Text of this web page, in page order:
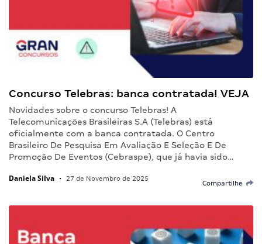
Concurso Telebras: banca contratada! VEJA
Novidades sobre o concurso Telebras! A
Telecomunicações Brasileiras S.A (Telebras) está
oficialmente com a banca contratada. O Centro
Brasileiro De Pesquisa Em Avaliação E Seleção E De
Promoção De Eventos (Cebraspe), que já havia sido…
Daniela Silva • 27 de Novembro de 2025
Compartilhe